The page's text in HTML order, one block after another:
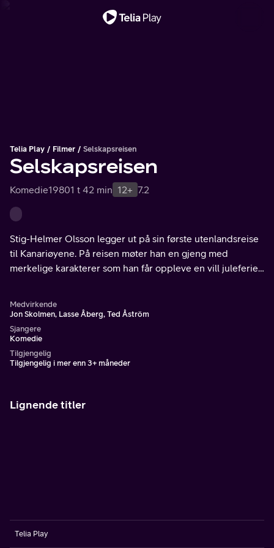
Telia Play Filmer Selskapsreisen
Selskapsreisen
Komedie19801 t 42 min 12+ 7.2
Stig-Helmer Olsson legger ut på sin første utenlandsreise
til Kanariøyene. På reisen møter han en gjeng med
merkelige karakterer som han får oppleve en vill juleferie
Medvirkende
Jon Skolmen, Lasse Åberg, Ted Åström
Sjangere
Komedie
Tilgjengelig
Tilgjengelig i mer enn 3+ måneder
Lignende titler
Telia Play